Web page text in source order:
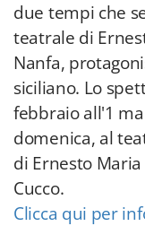
due tempi che
teatrale di
Nanfa,
siciliano. Lo
febbraio all'1
domenica, al
di Ernesto
Cucco.
Clicca qui per